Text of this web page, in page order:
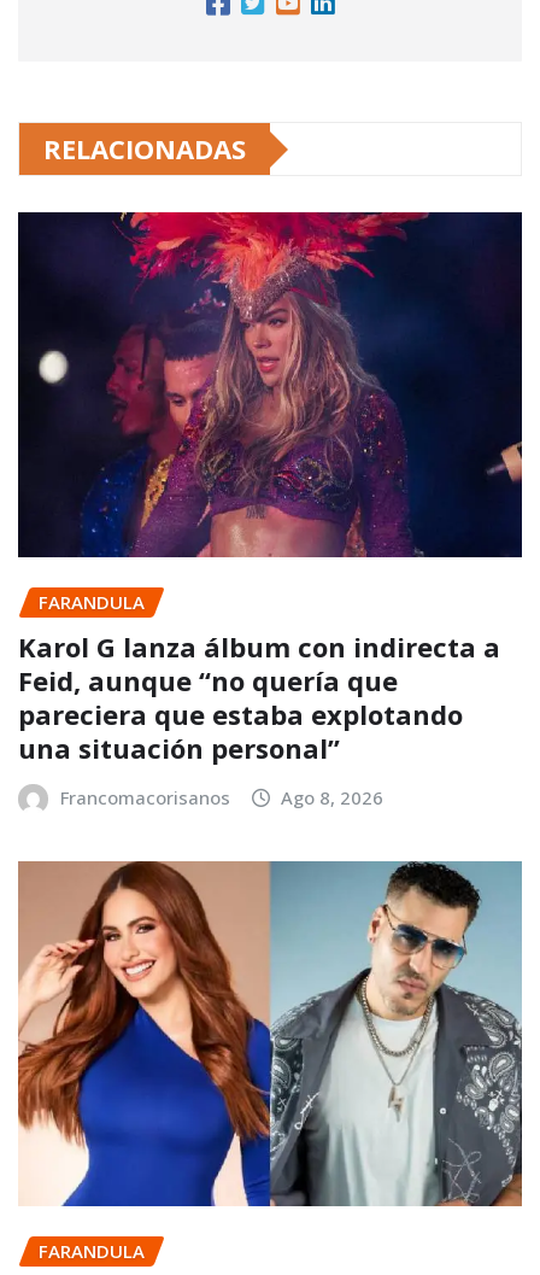
RELACIONADAS
FARANDULA
Karol G lanza álbum con indirecta a
Feid, aunque “no quería que
pareciera que estaba explotando
una situación personal”
Francomacorisanos Ago 8, 2026
FARANDULA